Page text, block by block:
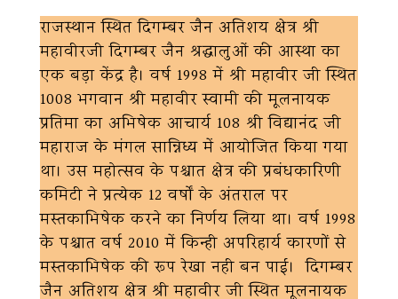
राजस्थान स्थित दिगम्बर जैन अतिशय क्षेत्र श्री
महावीरजी दिगम्बर जैन श्रद्धालुओं की आस्था का
एक बड़ा केंद्र है। वर्ष 1998 में श्री महावीर जी स्थित
1008 भगवान श्री महावीर स्वामी की मूलनायक
प्रतिमा का अभिषेक आचार्य 108 श्री विद्यानंद जी
महाराज के मंगल सान्निध्य में आयोजित किया गया
था। उस महोत्सव के पश्चात क्षेत्र की प्रबंधकारिणी
कमिटी ने प्रत्येक 12 वर्षों के अंतराल पर
मस्तकाभिषेक करने का निर्णय लिया था। वर्ष 1998
के पश्चात वर्ष 2010 में किन्ही अपरिहार्य कारणों से
मस्तकाभिषेक की रूप रेखा नही बन पाई। दिगम्बर
जैन अतिशय क्षेत्र श्री महावीर जी स्थित मूलनायक